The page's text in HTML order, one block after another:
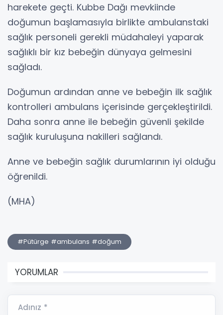
harekete geçti. Kubbe Dağı mevkiinde
doğumun başlamasıyla birlikte ambulanstaki
sağlık personeli gerekli müdahaleyi yaparak
sağlıklı bir kız bebeğin dünyaya gelmesini
sağladı.
Doğumun ardından anne ve bebeğin ilk sağlık
kontrolleri ambulans içerisinde gerçekleştirildi.
Daha sonra anne ile bebeğin güvenli şekilde
sağlık kuruluşuna nakilleri sağlandı.
Anne ve bebeğin sağlık durumlarının iyi olduğu
öğrenildi.
(MHA)
#Pütürge #ambulans #doğum
YORUMLAR
Adınız *